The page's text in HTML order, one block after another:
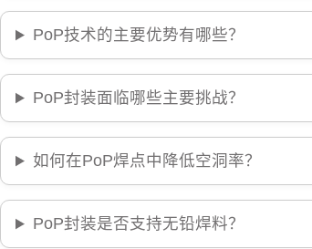
PoP技术的主要优势有哪些？
PoP封装面临哪些主要挑战？
如何在PoP焊点中降低空洞率？
PoP封装是否支持无铅焊料？